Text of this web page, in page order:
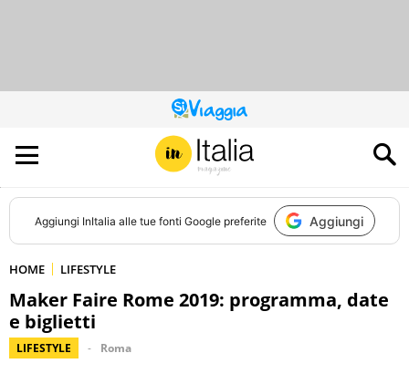
QUESTO
SITO
CONTRIBUISCE
ALL’AUDIENCE
DI
Aggiungi InItalia alle tue fonti Google preferite Aggiungi
HOME LIFESTYLE
Maker Faire Rome 2019: programma, date
e biglietti
LIFESTYLE Roma